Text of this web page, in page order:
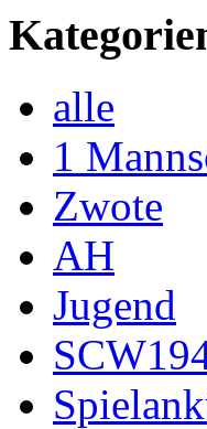
alle
1
Zwote
AH
Jugend